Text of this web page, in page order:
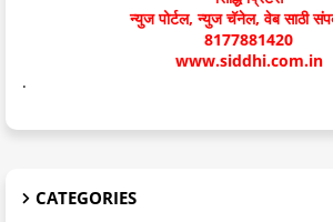
न्युज पोर्टल, न्युज चॅनेल, वेब साठी
8177881420
www.siddhi.com.in
.
CATEGORIES